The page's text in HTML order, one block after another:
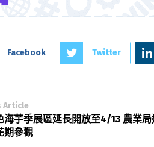
Facebook Twitter
Article
海芋季展區延長開放至4/13 農業局
期參觀